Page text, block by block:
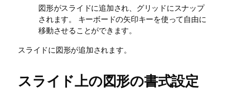
図形がスライドに追加され、グリッドにスナップ
されます。 キーボードの矢印キーを使って自由に
移動させることができます。
スライドに図形が追加されます。
スライド上の図形の書式設定